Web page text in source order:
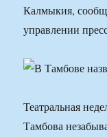
Калмыкия,
управлении
Театральная
Тамбова